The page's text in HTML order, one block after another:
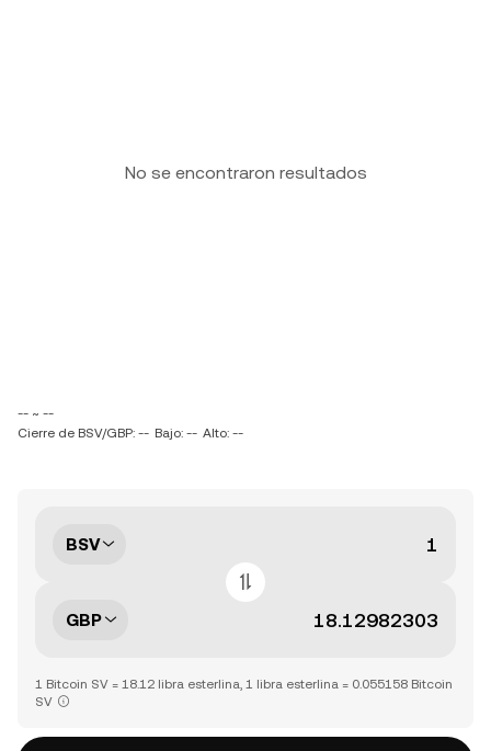
No se encontraron resultados
-- ~ --
Cierre de BSV/GBP: -- Bajo: -- Alto: --
BSV
GBP
1 Bitcoin SV = 18.12 libra esterlina, 1 libra esterlina = 0.055158 Bitcoin
SV